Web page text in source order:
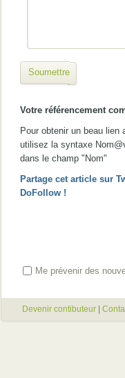
Soumettre
Votre référencement
Pour obtenir un beau lien
utilisez la syntaxe
dans le champ "Nom"
Partage cet article sur
DoFollow !
Me prévenir des
Devenir contibuteur |